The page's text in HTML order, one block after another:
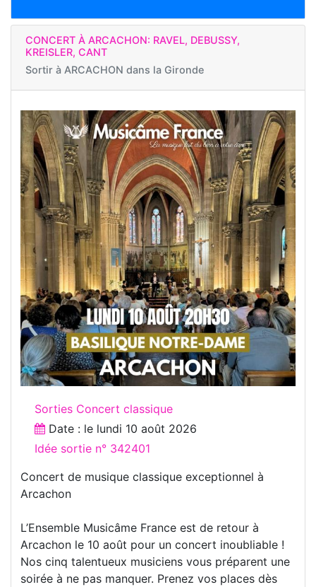
CONCERT À ARCACHON: RAVEL, DEBUSSY,
KREISLER, CANT
Sortir à ARCACHON dans la Gironde
Sorties Concert classique
Date : le lundi 10 août 2026
Idée sortie n° 342401
Concert de musique classique exceptionnel à
Arcachon
L’Ensemble Musicâme France est de retour à
Arcachon le 10 août pour un concert inoubliable !
Nos cinq talentueux musiciens vous préparent une
soirée à ne pas manquer. Prenez vos places dès